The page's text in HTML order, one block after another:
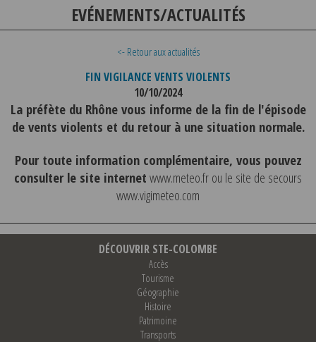
EVÉNEMENTS/ACTUALITÉS
<- Retour aux actualités
FIN VIGILANCE VENTS VIOLENTS
10/10/2024
La préfète du Rhône vous informe de la fin de l'épisode
de vents violents et du retour à une situation normale.
Pour toute information complémentaire, vous pouvez
consulter le site internet www.meteo.fr ou le site de secours
www.vigimeteo.com
DÉCOUVRIR STE-COLOMBE
Accès
Tourisme
Géographie
Histoire
Patrimoine
Transports